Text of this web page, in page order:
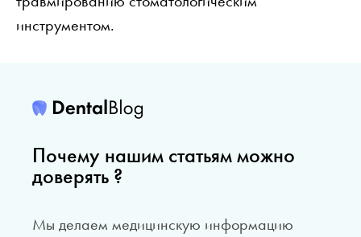
инструментом.
Почему нашим статьям можно
доверять ?
Мы делаем медицинскую информацию